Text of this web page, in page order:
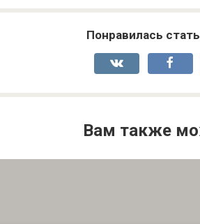
Понравилась
Вам также